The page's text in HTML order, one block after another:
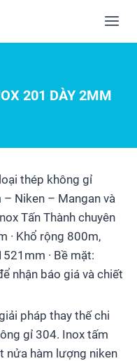
201 DÀY 2MM
thép không gỉ
Niken – Mangan và
Tấn Thành chuyên
· Khổ rộng 800m,
· Bề mặt:
nhận báo giá và chiết
pháp thay thế chi
gỉ 304. Inox tấm
nửa hàm lượng niken